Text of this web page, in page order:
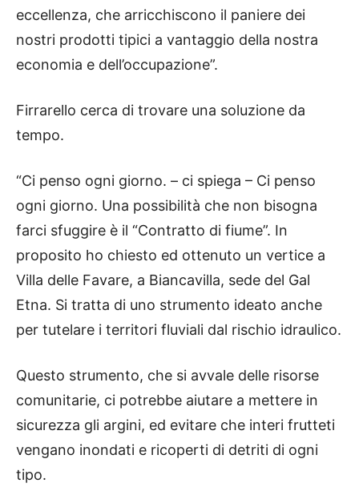
eccellenza, che arricchiscono il paniere dei
nostri prodotti tipici a vantaggio della nostra
economia e dell’occupazione”.
Firrarello cerca di trovare una soluzione da
tempo.
“Ci penso ogni giorno. – ci spiega – Ci penso
ogni giorno. Una possibilità che non bisogna
farci sfuggire è il “Contratto di fiume”. In
proposito ho chiesto ed ottenuto un vertice a
Villa delle Favare, a Biancavilla, sede del Gal
Etna. Si tratta di uno strumento ideato anche
per tutelare i territori fluviali dal rischio idraulico.
Questo strumento, che si avvale delle risorse
comunitarie, ci potrebbe aiutare a mettere in
sicurezza gli argini, ed evitare che interi frutteti
vengano inondati e ricoperti di detriti di ogni
tipo.